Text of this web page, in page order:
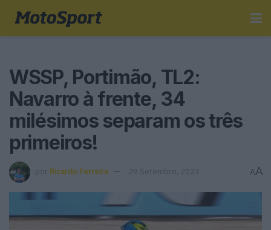
WSSP, Portimão, TL2:
Navarro à frente, 34
milésimos separam os três
primeiros!
por Ricardo Ferreira 29 Setembro, 2023 AA